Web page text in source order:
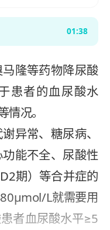
01:38
隆等药物降尿酸
患者的血尿酸水
况。
异常、糖尿病、
能不全、尿酸性
期）等合并症的
L就需要用
者血尿酸水平≥5